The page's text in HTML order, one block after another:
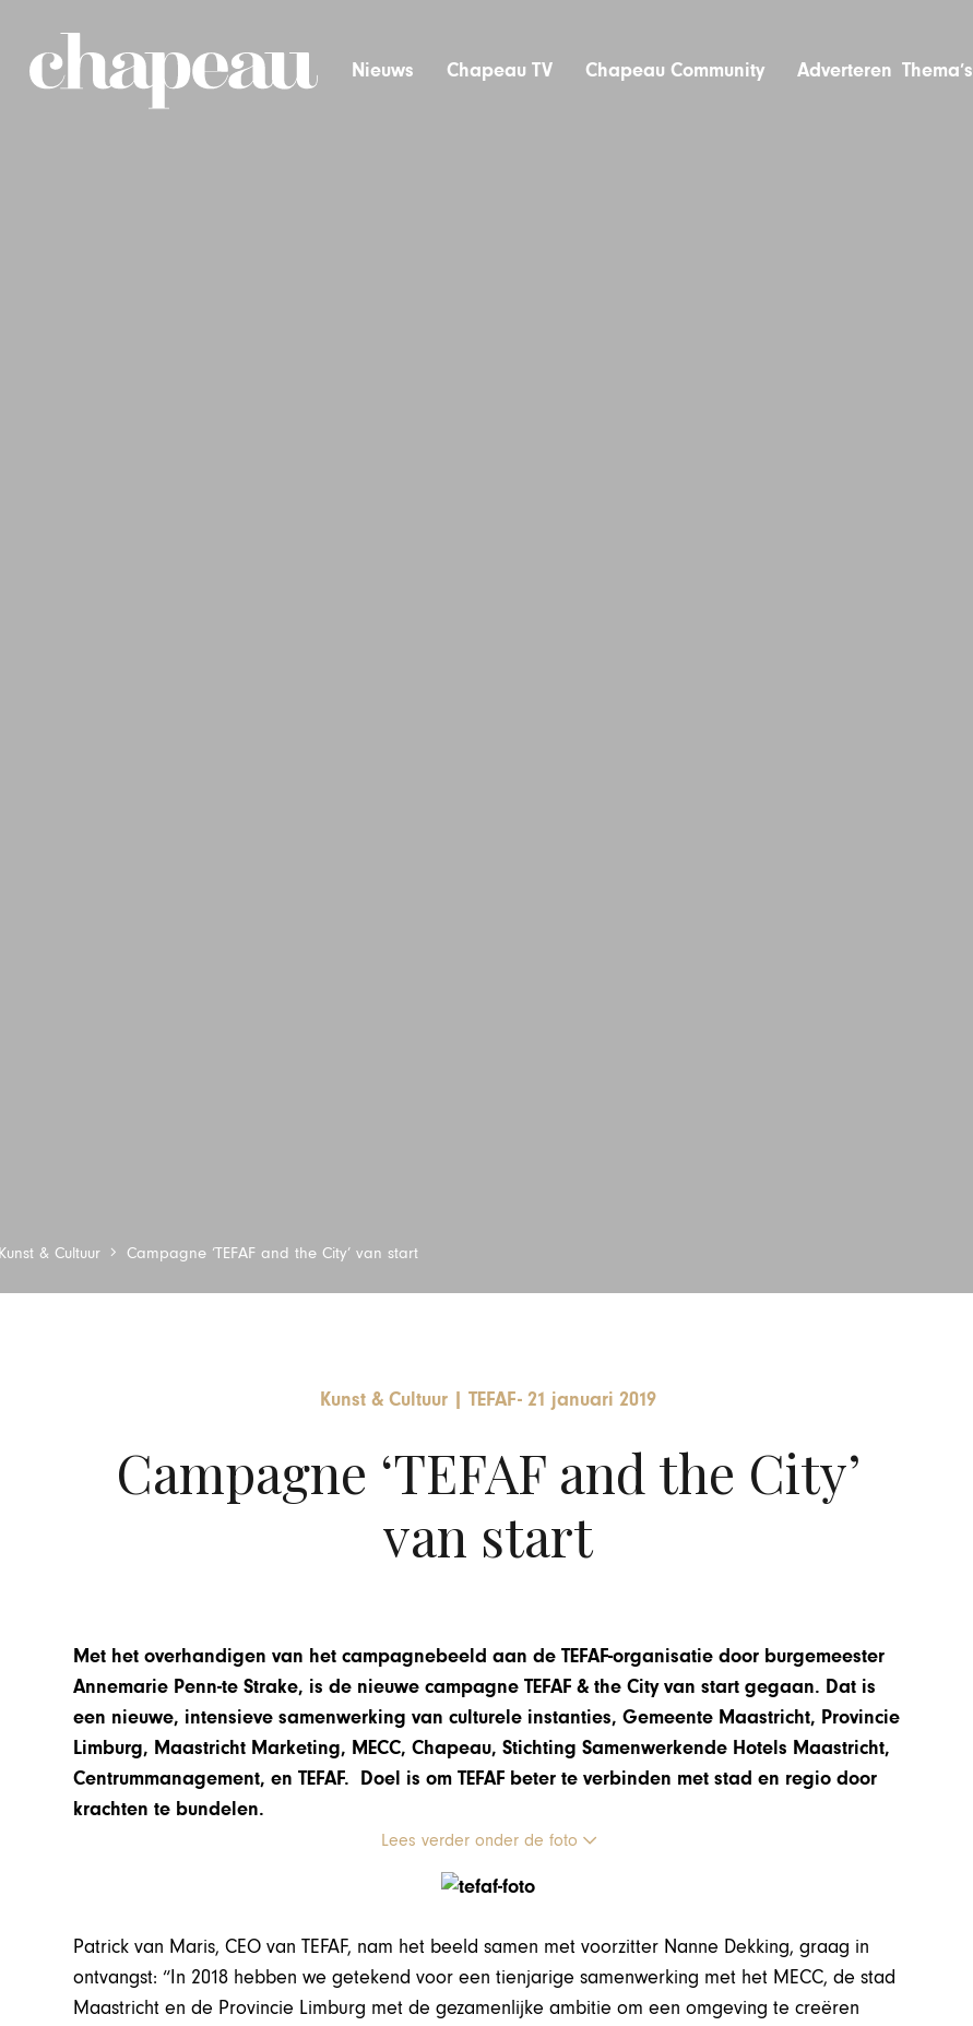
Nieuws Chapeau TV Chapeau Community Adverteren Thema’s
& Cultuur Campagne ‘TEFAF and the City’ van start
Kunst & Cultuur TEFAF-21 januari 2019
Campagne ‘TEFAF and the City’
van start
Met het overhandigen van het campagnebeeld aan de TEFAF-organisatie door burgemeester
Annemarie Penn-te Strake, is de nieuwe campagne TEFAF & the City van start gegaan. Dat is
een nieuwe, intensieve samenwerking van culturele instanties, Gemeente Maastricht, Provincie
Limburg, Maastricht Marketing, MECC, Chapeau, Stichting Samenwerkende Hotels Maastricht,
Centrummanagement, en TEFAF. Doel is om TEFAF beter te verbinden met stad en regio door
krachten te bundelen.
Lees verder onder de foto
Patrick van Maris, CEO van TEFAF, nam het beeld samen met voorzitter Nanne Dekking, graag in
ontvangst: “In 2018 hebben we getekend voor een tienjarige samenwerking met het MECC, de stad
Maastricht en de Provincie Limburg met de gezamenlijke ambitie om een omgeving te creëren